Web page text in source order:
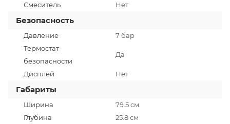
Смеситель
Нет
Безопасность
Давление
7 бар
Термостат
безопасности
Да
Дисплей Нет
Габариты
Ширина
79.5 см
Глубина
25.8 см